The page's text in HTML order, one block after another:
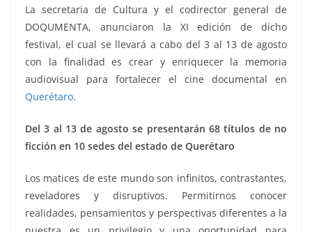
o
k
p er
La secretaria de Cultura y el codirector general de
DOQUMENTA, anunciaron la XI edición de dicho
festival, el cual se llevará a cabo del 3 al 13 de agosto
con la finalidad es crear y enriquecer la memoria
audiovisual para fortalecer el cine documental en
Querétaro.
Del 3 al 13 de agosto se presentarán 68 títulos de no
ficción en 10 sedes del estado de Querétaro
Los matices de este mundo son infinitos, contrastantes,
reveladores y disruptivos. Permitirnos conocer
realidades, pensamientos y perspectivas diferentes a la